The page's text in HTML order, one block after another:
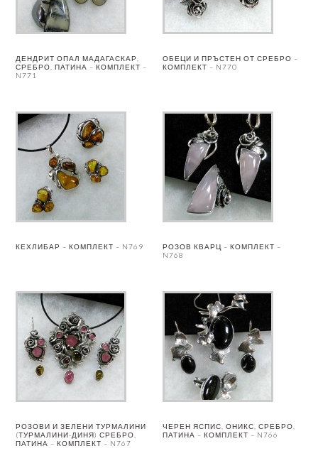
ДЕНДРИТ ОПАЛ МАДАГАСКАР,
СРЕБРО, ПАТИНА – КОМПЛЕКТ –
N771
ОБЕЦИ И ПРЪСТЕН ОТ СРЕБРО –
КОМПЛЕКТ – N770
КЕХЛИБАР – КОМПЛЕКТ – N769
РОЗОВ КВАРЦ – КОМПЛЕКТ –
N768
РОЗОВИ И ЗЕЛЕНИ ТУРМАЛИНИ
(ТУРМАЛИНИ-ДИНЯ) СРЕБРО,
ПАТИНА – КОМПЛЕКТ – N767
ЧЕРЕН ЯСПИС, ОНИКС, СРЕБРО,
ПАТИНА – КОМПЛЕКТ – N766